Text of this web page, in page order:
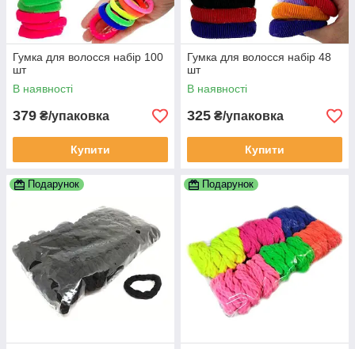
Гумка для волосся набір 100
шт
В наявності
379 ₴/упаковка
Купити
Гумка для волосся набір 48
шт
В наявності
325 ₴/упаковка
Купити
Подарунок Подарунок